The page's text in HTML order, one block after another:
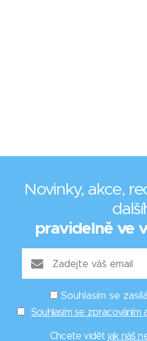
Novinky, akce,
pravidelně ve
Souhlasím se
Souhlasím se zpracováním
Chcete vidět jak náš